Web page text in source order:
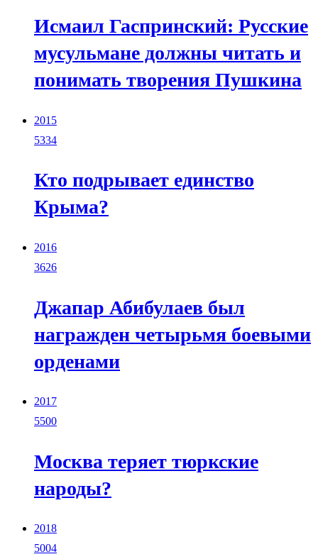
Исмаил Гаспринский: Русские
мусульмане должны читать и
понимать творения Пушкина
2015
5334
Кто подрывает единство
Крыма?
2016
3626
Джапар Абибулаев был
награжден четырьмя боевыми
орденами
2017
5500
Москва теряет тюркские
народы?
2018
5004